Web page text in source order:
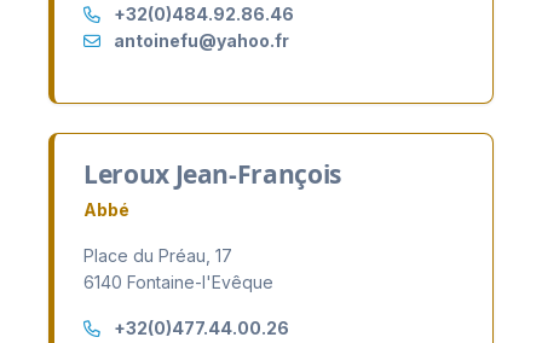
+32(0)484.92.86.46
antoinefu@yahoo.fr
Leroux Jean-François
Abbé
Place du Préau, 17
6140 Fontaine-l'Evêque
+32(0)477.44.00.26